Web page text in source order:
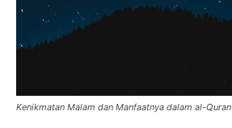
Kenikmatan Malam dan Manfaatnya dalam al-Quran